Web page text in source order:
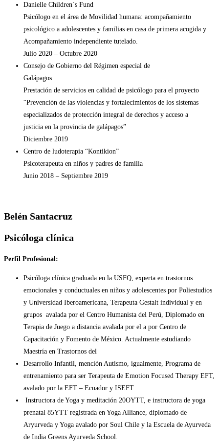
Danielle Children´s Fund
Psicólogo en el área de Movilidad humana: acompañamiento
psicológico a adolescentes y familias en casa de primera acogida y
Acompañamiento independiente tutelado.
Julio 2020 – Octubre 2020
Consejo de Gobierno del Régimen especial de
Galápagos
Prestación de servicios en calidad de psicólogo para el proyecto
“Prevención de las violencias y fortalecimientos de los sistemas
especializados de protección integral de derechos y acceso a
justicia en la provincia de galápagos”
Diciembre 2019
Centro de ludoterapia “Kontikion”
Psicoterapeuta en niños y padres de familia
Junio 2018 – Septiembre 2019
Belén Santacruz
Psicóloga clínica
Perfil Profesional:
Psicóloga clínica graduada en la USFQ, experta en trastornos
emocionales y conductuales en niños y adolescentes por Poliestudios
y Universidad Iberoamericana, Terapeuta Gestalt individual y en
grupos avalada por el Centro Humanista del Perú, Diplomado en
Terapia de Juego a distancia avalada por el a por Centro de
Capacitación y Fomento de México. Actualmente estudiando
Maestría en Trastornos del
Desarrollo Infantil, mención Autismo, igualmente, Programa de
entrenamiento para ser Terapeuta de Emotion Focused Therapy EFT,
avalado por la EFT – Ecuador y ISEFT.
Instructora de Yoga y meditación 20OYTT, e instructora de yoga
prenatal 85YTT registrada en Yoga Alliance, diplomado de
Aryurveda y Yoga avalado por Soul Chile y la Escuela de Ayurveda
de India Greens Ayurveda School.